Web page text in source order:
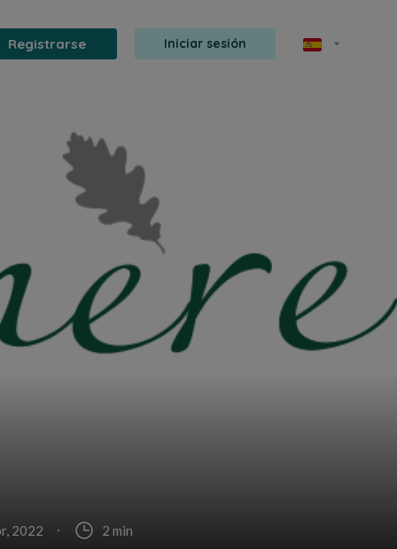
Registrarse Iniciar sesión
2022 2 min